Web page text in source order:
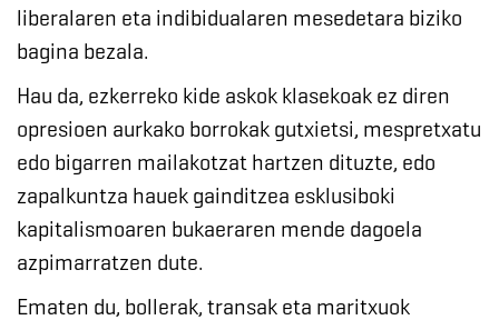
liberalaren eta indibidualaren mesedetara biziko
bagina bezala.
Hau da, ezkerreko kide askok klasekoak ez diren
opresioen aurkako borrokak gutxietsi, mespretxatu
edo bigarren mailakotzat hartzen dituzte, edo
zapalkuntza hauek gainditzea esklusiboki
kapitalismoaren bukaeraren mende dagoela
azpimarratzen dute.
Ematen du, bollerak, transak eta maritxuok